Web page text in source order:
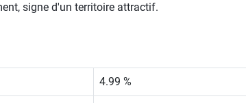
signe d'un territoire attractif.
4.99 %